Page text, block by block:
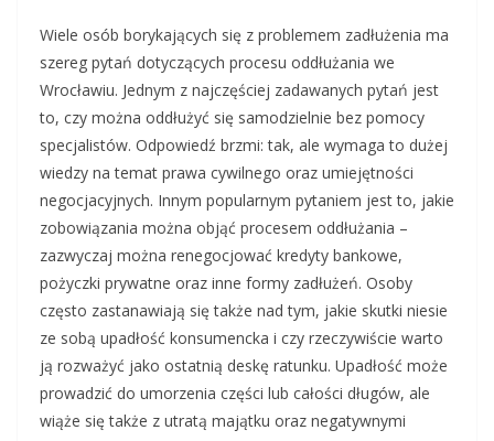
Wiele osób borykających się z problemem zadłużenia ma
szereg pytań dotyczących procesu oddłużania we
Wrocławiu. Jednym z najczęściej zadawanych pytań jest
to, czy można oddłużyć się samodzielnie bez pomocy
specjalistów. Odpowiedź brzmi: tak, ale wymaga to dużej
wiedzy na temat prawa cywilnego oraz umiejętności
negocjacyjnych. Innym popularnym pytaniem jest to, jakie
zobowiązania można objąć procesem oddłużania –
zazwyczaj można renegocjować kredyty bankowe,
pożyczki prywatne oraz inne formy zadłużeń. Osoby
często zastanawiają się także nad tym, jakie skutki niesie
ze sobą upadłość konsumencka i czy rzeczywiście warto
ją rozważyć jako ostatnią deskę ratunku. Upadłość może
prowadzić do umorzenia części lub całości długów, ale
wiąże się także z utratą majątku oraz negatywnymi